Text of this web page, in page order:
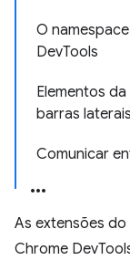
O
DevTools
Elementos
barras laterais
Comunicar
As extensões
Chrome